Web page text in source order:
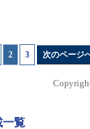
2 3 次のページ
一覧